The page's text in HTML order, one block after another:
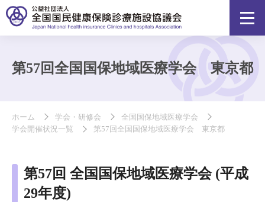
第57回全国国保地域医療学会 東京都
ホーム 学会・研修会
全国国保地域医療学会
学会開催状況一覧
第57回全国国保地域医療学会 東京都
第57回 全国国保地域医療学会 (平成
29年度)